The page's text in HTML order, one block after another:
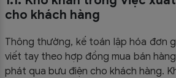
cho khách hàng
Thông thường, kế toán lập hóa đơn
viết tay theo hợp đồng mua bán
phát qua bưu điện cho khách hàng.